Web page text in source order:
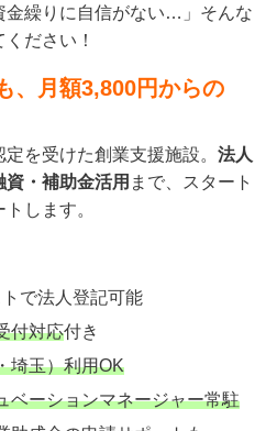
金繰りに自信がない…」そんな
ださい！
、月額3,800円からの
定を受けた創業支援施設。 法人
・補助金活用 まで、スタート
します。
で法人登記可能
付対応付き
埼玉）利用OK
ベーションマネージャー常駐